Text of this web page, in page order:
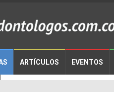
ARTÍCULOS EVENTOS